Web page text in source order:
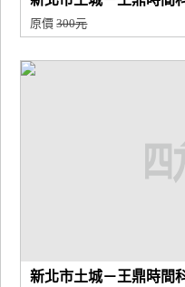
原價300元
新北市土城－王鼎時間